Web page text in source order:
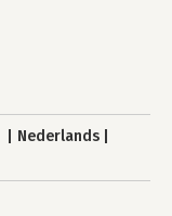
Nederlands